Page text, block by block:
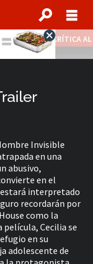
CRÍTICA
Invisible
en una
abusivo,
en el
interpretado
recordarán por
como la
película, Cecilia se
en su
adolescente de